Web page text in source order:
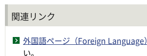
関連リンク
外国語ページ（Foreign Language）
い。